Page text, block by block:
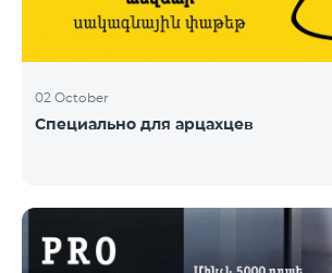
02 October
Специально для арцахцев